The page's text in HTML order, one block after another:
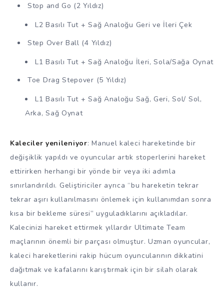
Stop and Go (2 Yıldız)
L2 Basılı Tut + Sağ Analoğu Geri ve İleri Çek
Step Over Ball (4 Yıldız)
L1 Basılı Tut + Sağ Analoğu İleri, Sola/Sağa Oynat
Toe Drag Stepover (5 Yıldız)
L1 Basılı Tut + Sağ Analoğu Sağ, Geri, Sol/ Sol,
Arka, Sağ Oynat
Kaleciler yenileniyor: Manuel kaleci hareketinde bir
değişiklik yapıldı ve oyuncular artık stoperlerini hareket
ettirirken herhangi bir yönde bir veya iki adımla
sınırlandırıldı. Geliştiriciler ayrıca “bu hareketin tekrar
tekrar aşırı kullanılmasını önlemek için kullanımdan sonra
kısa bir bekleme süresi” uyguladıklarını açıkladılar.
Kalecinizi hareket ettirmek yıllardır Ultimate Team
maçlarının önemli bir parçası olmuştur. Uzman oyuncular,
kaleci hareketlerini rakip hücum oyuncularının dikkatini
dağıtmak ve kafalarını karıştırmak için bir silah olarak
kullanır.